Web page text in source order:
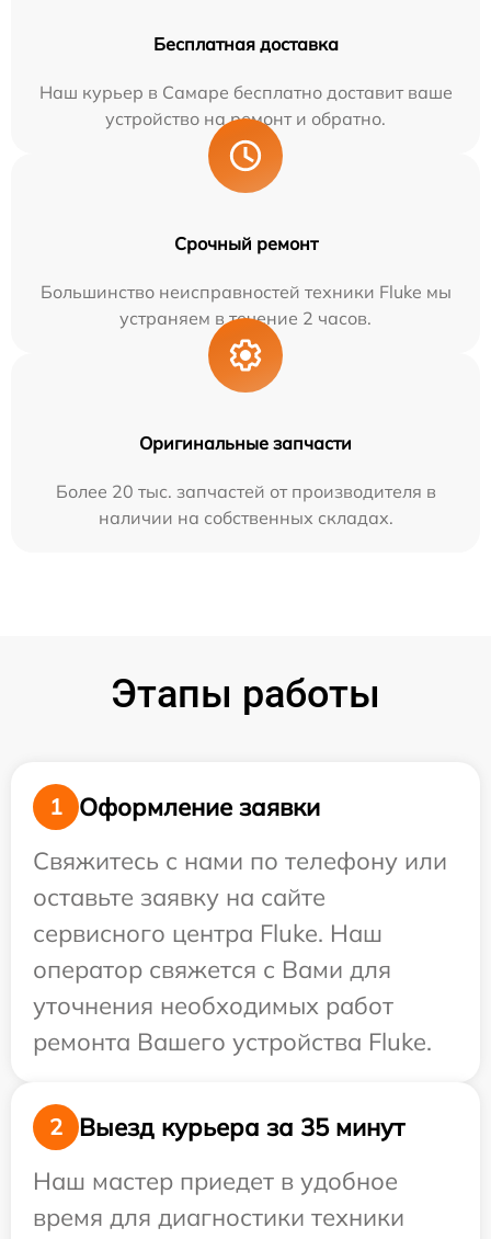
Бесплатная доставка
Наш курьер в Самаре бесплатно доставит ваше
устройство на ремонт и обратно.
Срочный ремонт
Большинство неисправностей техники Fluke мы
устраняем в течение 2 часов.
Оригинальные запчасти
Более 20 тыс. запчастей от производителя в
наличии на собственных складах.
Этапы работы
1
Оформление заявки
Свяжитесь с нами по телефону или
оставьте заявку на сайте
сервисного центра Fluke. Наш
оператор свяжется с Вами для
уточнения необходимых работ
ремонта Вашего устройства Fluke.
2
Выезд курьера за 35 минут
Наш мастер приедет в удобное
время для диагностики техники